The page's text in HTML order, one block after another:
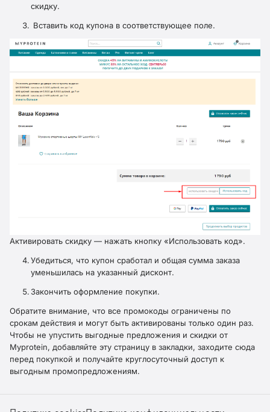
скидку.
Вставить код купона в соответствующее поле.
Активировать скидку — нажать кнопку «Использовать код».
Убедиться, что купон сработал и общая сумма заказа
уменьшилась на указанный дисконт.
Закончить оформление покупки.
Обратите внимание, что все промокоды ограничены по
срокам действия и могут быть активированы только один раз.
Чтобы не упустить выгодные предложения и скидки от
Myprotein, добавляйте эту страницу в закладки, заходите сюда
перед покупкой и получайте круглосуточный доступ к
выгодным промопредложениям.